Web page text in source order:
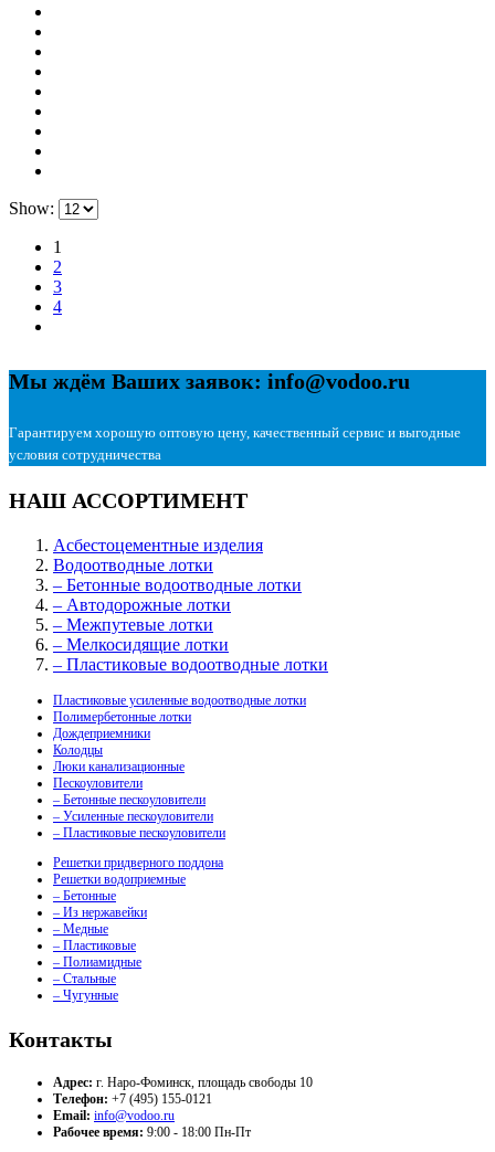
Show:
1
2
3
4
Мы ждём Ваших заявок: info@vodoo.ru
Гарантируем хорошую оптовую цену, качественный сервис и выгодные
условия сотрудничества
НАШ АССОРТИМЕНТ
Асбестоцементные изделия
Водоотводные лотки
– Бетонные водоотводные лотки
– Автодорожные лотки
– Межпутевые лотки
– Мелкосидящие лотки
– Пластиковые водоотводные лотки
Пластиковые усиленные водоотводные лотки
Полимербетонные лотки
Дождеприемники
Колодцы
Люки канализационные
Пескоуловители
– Бетонные пескоуловители
– Усиленные пескоуловители
– Пластиковые пескоуловители
Решетки придверного поддона
Решетки водоприемные
– Бетонные
– Из нержавейки
– Медные
– Пластиковые
– Полиамидные
– Стальные
– Чугунные
Контакты
Адрес: г. Наро-Фоминск, площадь свободы 10
Телефон: +7 (495) 155-0121
Email: info@vodoo.ru
Рабочее время: 9:00 - 18:00 Пн-Пт